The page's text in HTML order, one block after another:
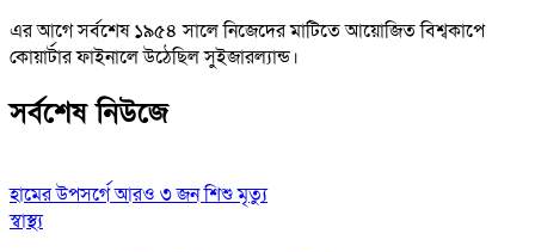
এর আগে সর্বশেষ ১৯৫৪ সালে নিজেদের মাটিতে আয়োজিত বিশ্বকাপে
কোয়ার্টার ফাইনালে উঠেছিল সুইজারল্যান্ড।
সর্বশেষ নিউজে
হামের উপসর্গে আরও ৩ জন শিশু মৃত্যু
স্বাস্থ্য